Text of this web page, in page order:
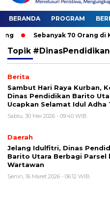
BERANDA PROGRAM
Sebanyak 70 Orang di
Topik
Berita
Sambut Hari Raya Kurban,
Dinas Pendidikan Barito
Ucapkan Selamat Idul Adha
Sabtu, 30 Mei 2026 - 09:40 WIB
Daerah
Jelang Idulfitri, Dinas
Barito Utara Berbagi Parsel
Wartawan
Senin, 16 Maret 2026 - 06:12 WIB